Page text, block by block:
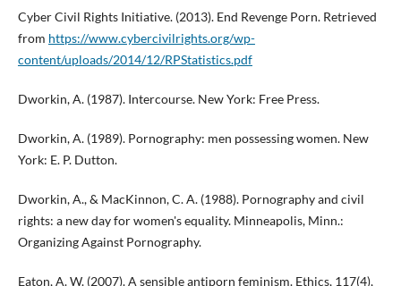
Cyber Civil Rights Initiative. (2013). End Revenge Porn. Retrieved
from https://www.cybercivilrights.org/wp-
content/uploads/2014/12/RPStatistics.pdf
Dworkin, A. (1987). Intercourse. New York: Free Press.
Dworkin, A. (1989). Pornography: men possessing women. New
York: E. P. Dutton.
Dworkin, A., & MacKinnon, C. A. (1988). Pornography and civil
rights: a new day for women's equality. Minneapolis, Minn.:
Organizing Against Pornography.
Eaton, A. W. (2007). A sensible antiporn feminism. Ethics, 117(4),